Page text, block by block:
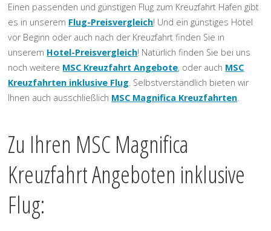
Einen passenden und günstigen Flug zum Kreuzfahrt Hafen gibt
es in unserem Flug-Preisvergleich! Und ein günstiges Hotel
vor Beginn oder auch nach der Kreuzfahrt finden Sie in
unserem Hotel-Preisvergleich! Natürlich finden Sie bei uns
noch weitere MSC Kreuzfahrt Angebote, oder auch MSC
Kreuzfahrten inklusive Flug. Selbstverständlich bieten wir
Ihnen auch ausschließlich MSC Magnifica Kreuzfahrten.
Zu Ihren MSC Magnifica
Kreuzfahrt Angeboten inklusive
Flug: